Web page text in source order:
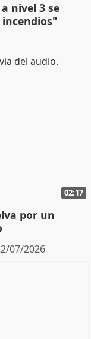
nivel 3 se
02:17
por un
07/2026